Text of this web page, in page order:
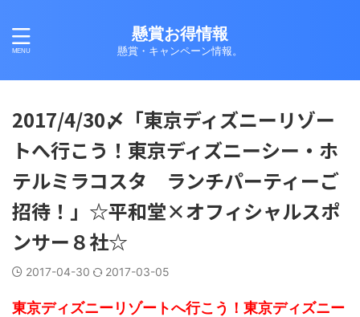
懸賞お得情報
懸賞・キャンペーン情報。
2017/4/30〆「東京ディズニーリゾー
トへ行こう！東京ディズニーシー・ホ
テルミラコスタ ランチパーティーご
招待！」☆平和堂×オフィシャルスポ
ンサー８社☆
2017-04-30 2017-03-05
東京ディズニーリゾートへ行こう！東京ディズニー